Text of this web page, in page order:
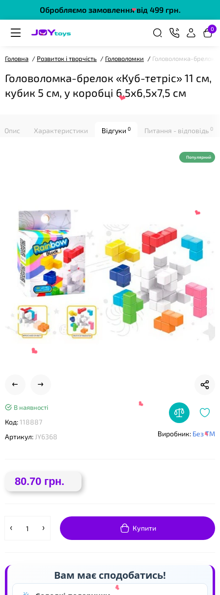
Обробляємо замовлення від 499 грн.
0
Головна Розвиток і творчість Головоломки Головоломка-брелок
Головоломка-брелок «Куб-тетріс» 11 см,
кубик 5 см, у коробці 6,5х6,5х7,5 см
Опис Характеристики Відгуки 0 Питання - відповідь 0
Популярний
В наявності
Код:118887
Артикул: JY6368 Виробник: Без ТМ
80.70 грн.
Купити
Вам має сподобатись!
❤
❤